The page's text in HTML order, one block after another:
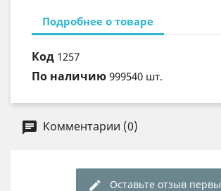
Подробнее о товаре
Код 1257
По наличию 999540 шт.
Комментарии (0)
Оставьте отзыв